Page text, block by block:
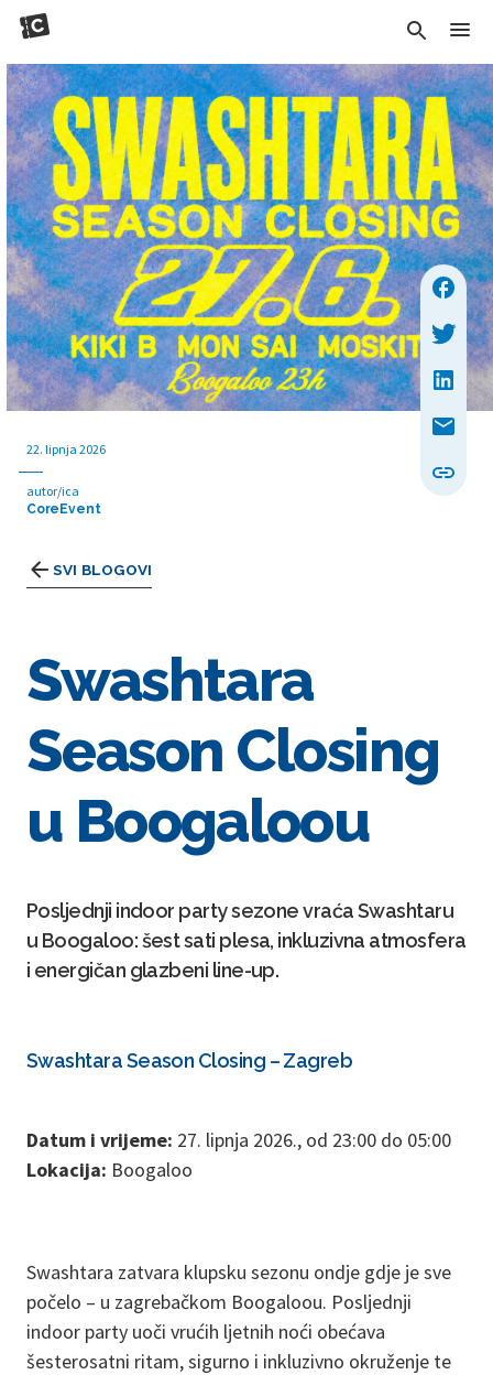
SVI BLOGOVI
22. lipnja 2026
autor/ica
CoreEvent
Swashtara
Season Closing
u Boogaloou
Posljednji indoor party sezone vraća Swashtaru
u Boogaloo: šest sati plesa, inkluzivna atmosfera
i energičan glazbeni line-up.
Swashtara Season Closing – Zagreb
Datum i vrijeme: 27. lipnja 2026., od 23:00 do 05:00
Lokacija: Boogaloo
Swashtara zatvara klupsku sezonu ondje gdje je sve
počelo – u zagrebačkom Boogaloou. Posljednji
indoor party uoči vrućih ljetnih noći obećava
šesterosatni ritam, sigurno i inkluzivno okruženje te